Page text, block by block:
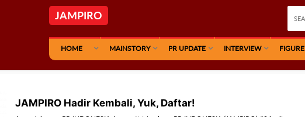
JAMPIRO
HOME MAINSTORY PR UPDATE INTERVIEW FIGURE
JAMPIRO Hadir Kembali, Yuk, Daftar!